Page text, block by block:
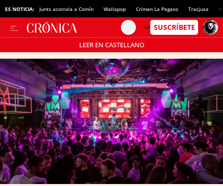
ES NOTICIA: Junts acorrala a Comín Wallapop Crimen La Pegaso Tracjusa
LEER EN CASTELLANO
Pásate al MODO AHORRO